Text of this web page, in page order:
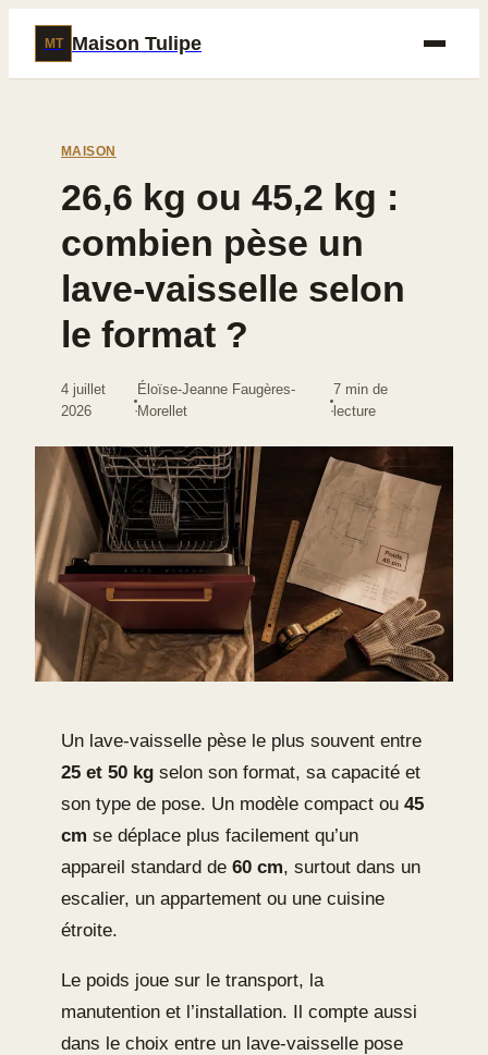
MT Maison Tulipe
MAISON
26,6 kg ou 45,2 kg :
combien pèse un
lave-vaisselle selon
le format ?
4 juillet
2026
·
Éloïse-Jeanne Faugères-
Morellet
·
7 min de
lecture
Un lave-vaisselle pèse le plus souvent entre
25 et 50 kg selon son format, sa capacité et
son type de pose. Un modèle compact ou 45
cm se déplace plus facilement qu’un
appareil standard de 60 cm, surtout dans un
escalier, un appartement ou une cuisine
étroite.
Le poids joue sur le transport, la
manutention et l’installation. Il compte aussi
dans le choix entre un lave-vaisselle pose